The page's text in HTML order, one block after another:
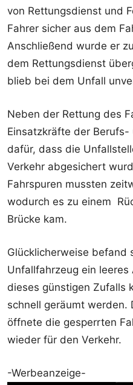
von Rettungsdienst und
Fahrer sicher aus dem
Anschließend wurde er
dem Rettungsdienst
blieb bei dem Unfall
Neben der Rettung des
Einsatzkräfte der
dafür, dass die
Verkehr abgesichert
Fahrspuren mussten
wodurch es zu einem
Brücke kam.
Glücklicherweise befand
Unfallfahrzeug ein
dieses günstigen Zufalls
schnell geräumt werden.
öffnete die gesperrten
wieder für den Verkehr.
-Werbeanzeige-